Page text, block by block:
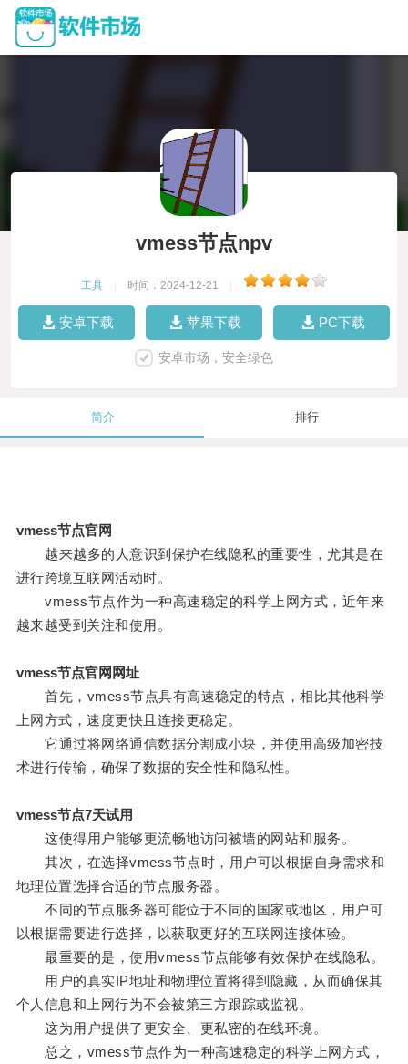
vmess节点npv
工具 时间：2024-12-21
安卓下载 苹果下载 PC下载
安卓市场，安全绿色
简介 排行
vmess节点官网
越来越多的人意识到保护在线隐私的重要性，尤其是在
进行跨境互联网活动时。
vmess节点作为一种高速稳定的科学上网方式，近年来
越来越受到关注和使用。
vmess节点官网网址
首先，vmess节点具有高速稳定的特点，相比其他科学
上网方式，速度更快且连接更稳定。
它通过将网络通信数据分割成小块，并使用高级加密技
术进行传输，确保了数据的安全性和隐私性。
vmess节点7天试用
这使得用户能够更流畅地访问被墙的网站和服务。
其次，在选择vmess节点时，用户可以根据自身需求和
地理位置选择合适的节点服务器。
不同的节点服务器可能位于不同的国家或地区，用户可
以根据需要进行选择，以获取更好的互联网连接体验。
最重要的是，使用vmess节点能够有效保护在线隐私。
用户的真实IP地址和物理位置将得到隐藏，从而确保其
个人信息和上网行为不会被第三方跟踪或监视。
这为用户提供了更安全、更私密的在线环境。
总之，vmess节点作为一种高速稳定的科学上网方式，